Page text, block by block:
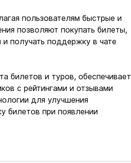
пользователям быстрые и
позволяют покупать билеты,
получать поддержку в чате
билетов и туров, обеспечивает
с рейтингами и отзывами
для улучшения
билетов при появлении